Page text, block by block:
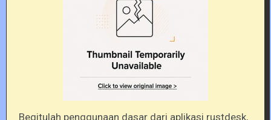
Begitulah penggunaan dasar dari aplikasi rustdesk,